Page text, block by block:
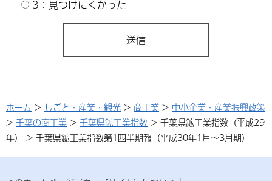
3：見つけにくかった
ホーム > しごと・産業・観光 > 商工業 > 中小企業・産業振興政策
> 千葉の商工業 > 千葉県鉱工業指数 > 千葉県鉱工業指数（平成29
年） > 千葉県鉱工業指数第1四半期報（平成30年1月～3月期）